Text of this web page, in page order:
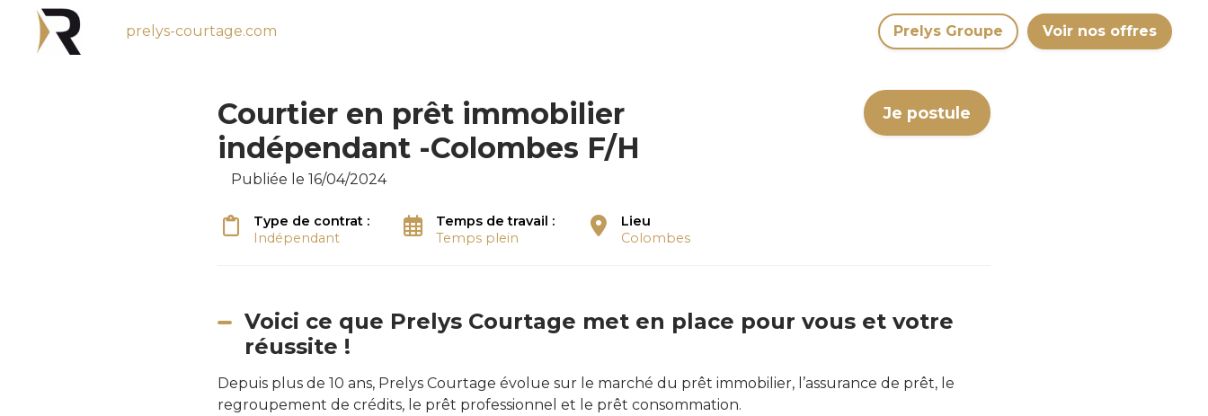
prelys-courtage.com Prelys Groupe Voir nos offres
Courtier en prêt immobilier
indépendant -Colombes F/H
Je postule
Publiée le 16/04/2024
Type de contrat :
Indépendant
Temps de travail :
Temps plein
Lieu
Colombes
Voici ce que Prelys Courtage met en place pour vous et votre
réussite !
Depuis plus de 10 ans, Prelys Courtage évolue sur le marché du prêt immobilier, l’assurance de prêt, le
regroupement de crédits, le prêt professionnel et le prêt consommation.